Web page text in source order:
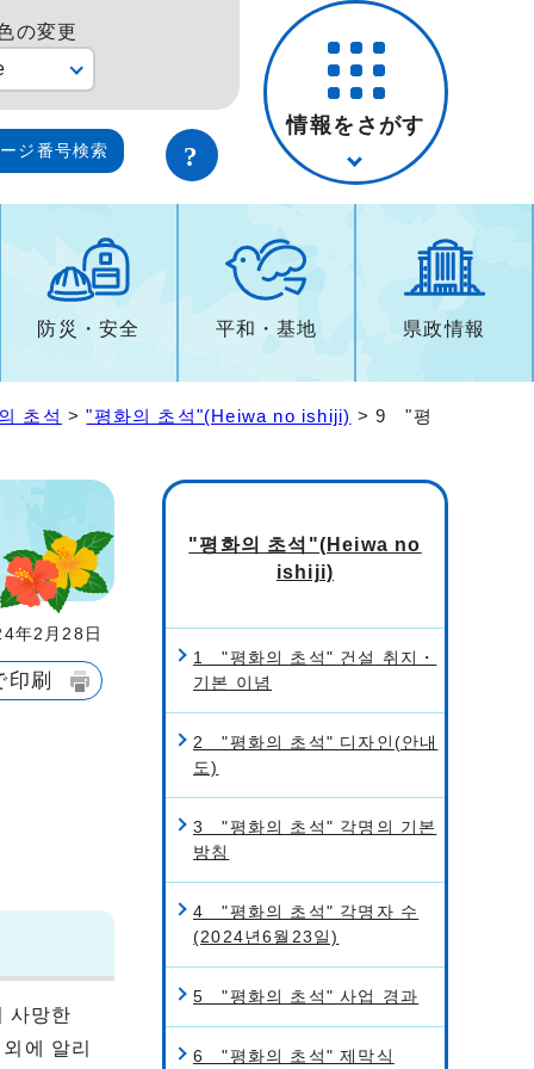
の変更
ジ番号検索
情報をさがす
防災・安全 平和・基地 県政情報
초석 >"평화의 초석"(Heiwa no ishiji) > 9 "평
2月28日
印刷
사망한
에 알리
"평화의 초석"(Heiwa no
ishiji)
1 "평화의 초석" 건설 취지・
기본 이념
2 "평화의 초석" 디자인(안내
도)
3 "평화의 초석" 각명의 기본
방침
4 "평화의 초석" 각명자 수
(2024년6월23일)
5 "평화의 초석" 사업 경과
6 "평화의 초석" 제막식